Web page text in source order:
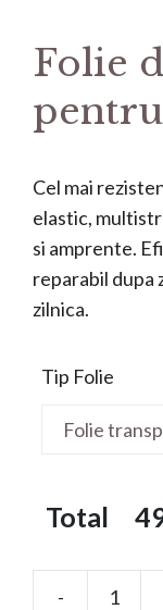
Folie
Cel mai
elastic,
si amprente.
reparabil dupa
zilnica.
Tip Folie
Total
-